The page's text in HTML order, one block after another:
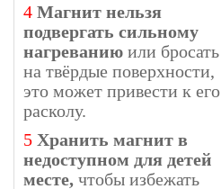
4 Магнит нельзя
подвергать сильному
нагреванию или бросать
на твёрдые поверхности,
это может привести к его
расколу.
5 Хранить магнит в
недоступном для детей
месте, чтобы избежать